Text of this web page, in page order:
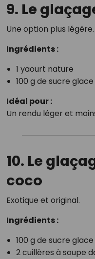
9. Le
Une option plus légère.
Ingrédients :
1 yaourt nature
100 g de sucre glace
Idéal pour :
Un rendu léger et
10. Le
coco
Exotique et original.
Ingrédients :
100 g de sucre glace
2 cuillères à soupe